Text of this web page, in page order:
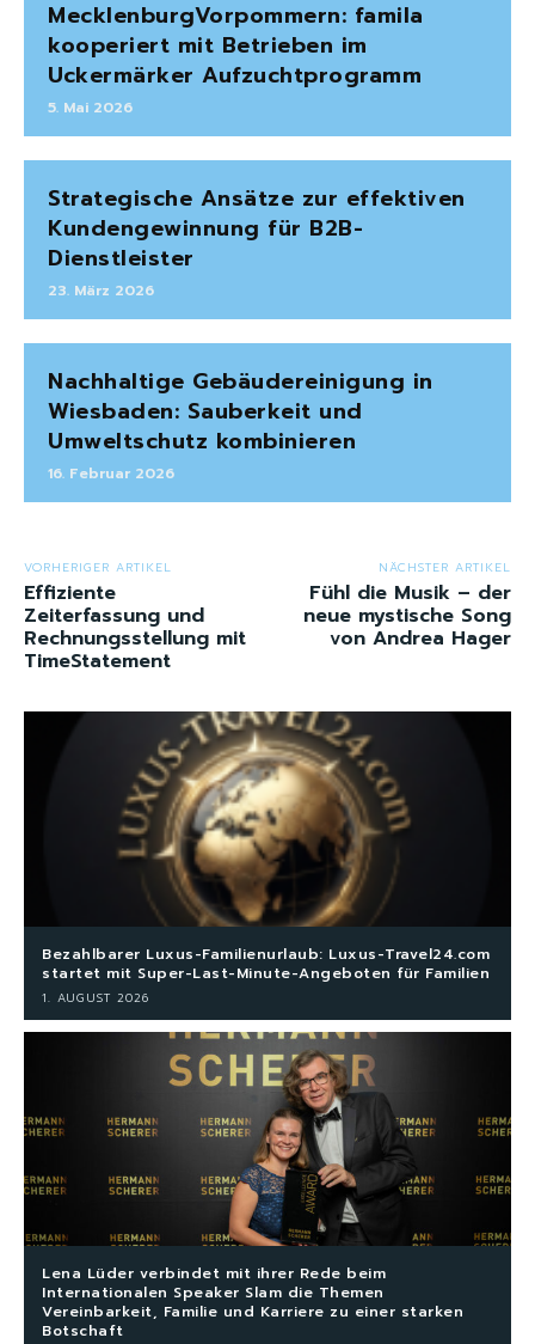
MecklenburgVorpommern: famila
kooperiert mit Betrieben im
Uckermärker Aufzuchtprogramm
5. Mai 2026
Strategische Ansätze zur effektiven
Kundengewinnung für B2B-
Dienstleister
23. März 2026
Nachhaltige Gebäudereinigung in
Wiesbaden: Sauberkeit und
Umweltschutz kombinieren
16. Februar 2026
VORHERIGER ARTIKEL
Effiziente
Zeiterfassung und
Rechnungsstellung mit
TimeStatement
NÄCHSTER ARTIKEL
Fühl die Musik – der
neue mystische Song
von Andrea Hager
Bezahlbarer Luxus-Familienurlaub: Luxus-Travel24.com
startet mit Super-Last-Minute-Angeboten für Familien
1. AUGUST 2026
Lena Lüder verbindet mit ihrer Rede beim
Internationalen Speaker Slam die Themen
Vereinbarkeit, Familie und Karriere zu einer starken
Botschaft